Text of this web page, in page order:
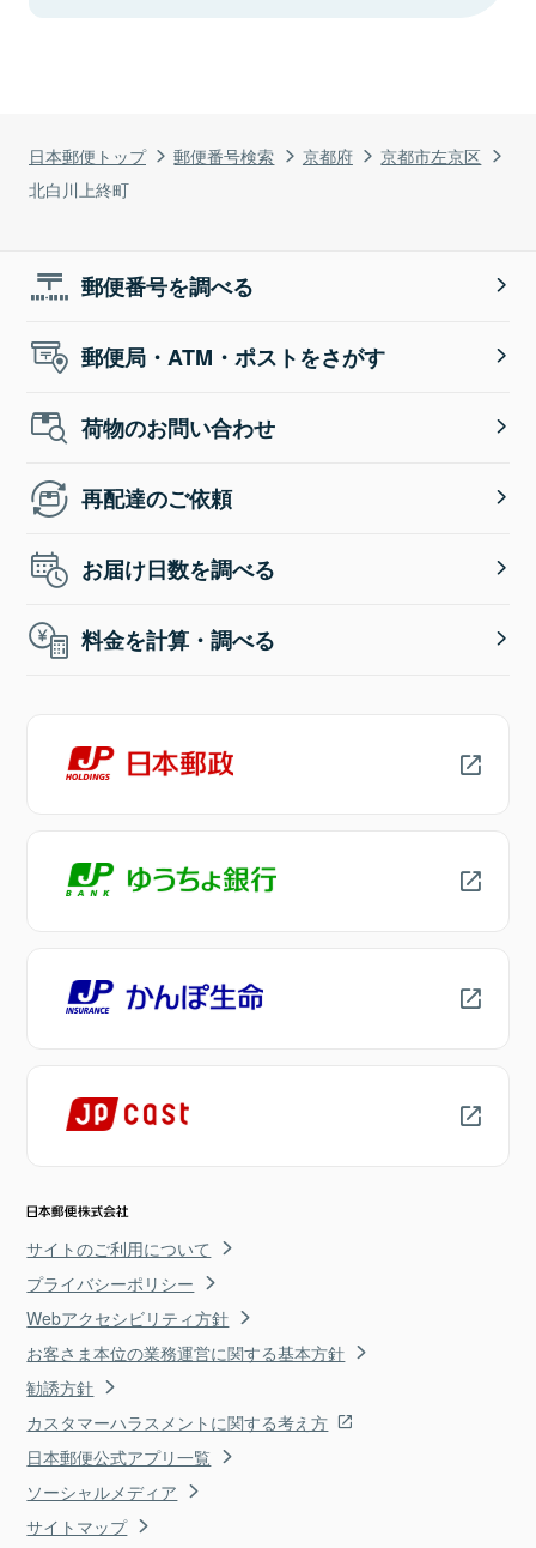
日本郵便トップ 郵便番号検索 京都府
京都市左京区
北白川上終町
郵便番号を調べる
郵便局・ATM・ポストをさがす
荷物のお問い合わせ
再配達のご依頼
お届け日数を調べる
料金を計算・調べる
サイトのご利用について
プライバシーポリシー
Webアクセシビリティ方針
お客さま本位の業務運営に関する基本方針
勧誘方針
カスタマーハラスメントに関する考え方
日本郵便公式アプリ一覧
ソーシャルメディア
サイトマップ